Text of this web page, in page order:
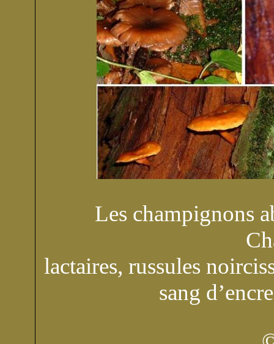
Les champignons
lactaires, russules
sang